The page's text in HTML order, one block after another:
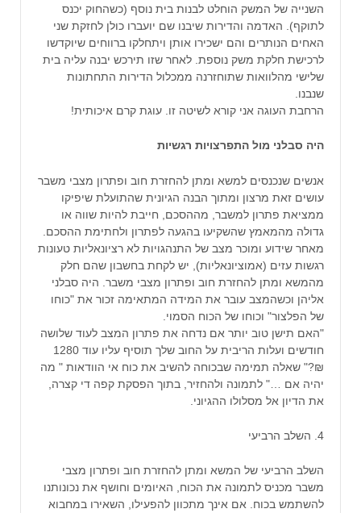
השנייה של המשק הוחלט לבנות בית נוסף (כשהחוק יכנס
לתוקף). האדמה והדירות שיבנו שם יועברו כולן לחזקת שני
האחים הנותרים והם ישכירו אותן ויתחלקו ברווחים שיוקדשו
לרכישת חלקת משק נוספת. לאחר שזו תירכש יבנה עליה בית
שלישי מהלוואות שתוחזרנה ממכלול הדירות התחתונות
שנבנו.
הרחבת העוגה אני קורא לשיטה זו. עוגת קרם איכותית!
היה סבלני מול התפרצויות רגשיות
אנשים שנכנסים למשא ומתן להחזרת חוב ופתרון מצבי משבר
עושים זאת מרצון ומתוך הבנה הגיונית שהתועלת שיפיקו
ממציאת פתרון למשבר, מההסכם, חייבת להיות שווה או
גדולה מהמאמץ שהשקיעו בהגעה לפתרון ולחתימת ההסכם.
מאחר שידוע ומוכר מצב של התנהגויות לא רציונאליות טעונות
רגשות עזים (אמוציונאליות), יש לקחת בחשבון שהם חלק
מהמשא ומתן להחזרת חוב ופתרון מצבי משבר. היה סבלני
אליהן וכשהמצב עובר את המידה המתאימה זכור את "כוחו
של הפלצור" וכוחו של הכוח הסמוי.
"האם תישן טוב יותר אם נדחה את פתרון המצב לעוד שלושה
חודשים ועלות הריבית על החוב שלך תוסיף עליו עוד 1280
₪?" שאלה תמימה שבכוחה להשיב את כוח אי הוודאות " מה
יהיה אם …" לתמונה ולהחזיר, בתוך הפסקת קפה די קצרה,
את הדיון אל מסלולו ההגיוני.
4. השלב הרביעי
השלב הרביעי של המשא ומתן להחזרת חוב ופתרון מצבי
משבר מכניס לתמונה את הכוח, האיומים וחושף את נכונותנו
להשתמש בכוח. אם אינך מתכוון להפעילו, השאירו במחבוא